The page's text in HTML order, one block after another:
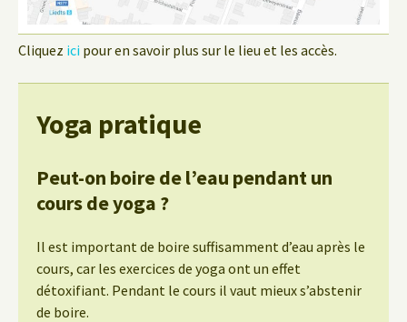
Cliquez ici pour en savoir plus sur le lieu et les accès.
Yoga pratique
Peut-on boire de l’eau pendant un
cours de yoga ?
Il est important de boire suffisamment d’eau après le
cours, car les exercices de yoga ont un effet
détoxifiant. Pendant le cours il vaut mieux s’abstenir
de boire.